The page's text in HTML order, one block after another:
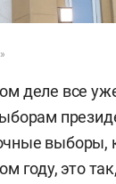
деле все
выборы,
году, это